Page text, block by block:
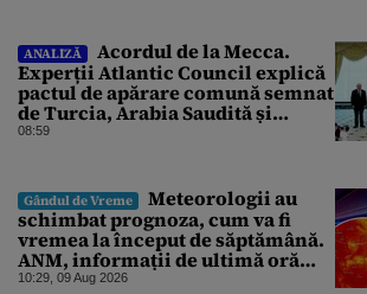
ANALIZĂ
Acordul de la Mecca.
Experții Atlantic Council explică
pactul de apărare comună semnat
de Turcia, Arabia Saudită și
Pakistan
08:59
Gândul de Vreme
Meteorologii au
schimbat prognoza, cum va fi
vremea la început de săptămână.
ANM, informații de ultimă oră
pentru Gândul
10:29, 09 Aug 2026